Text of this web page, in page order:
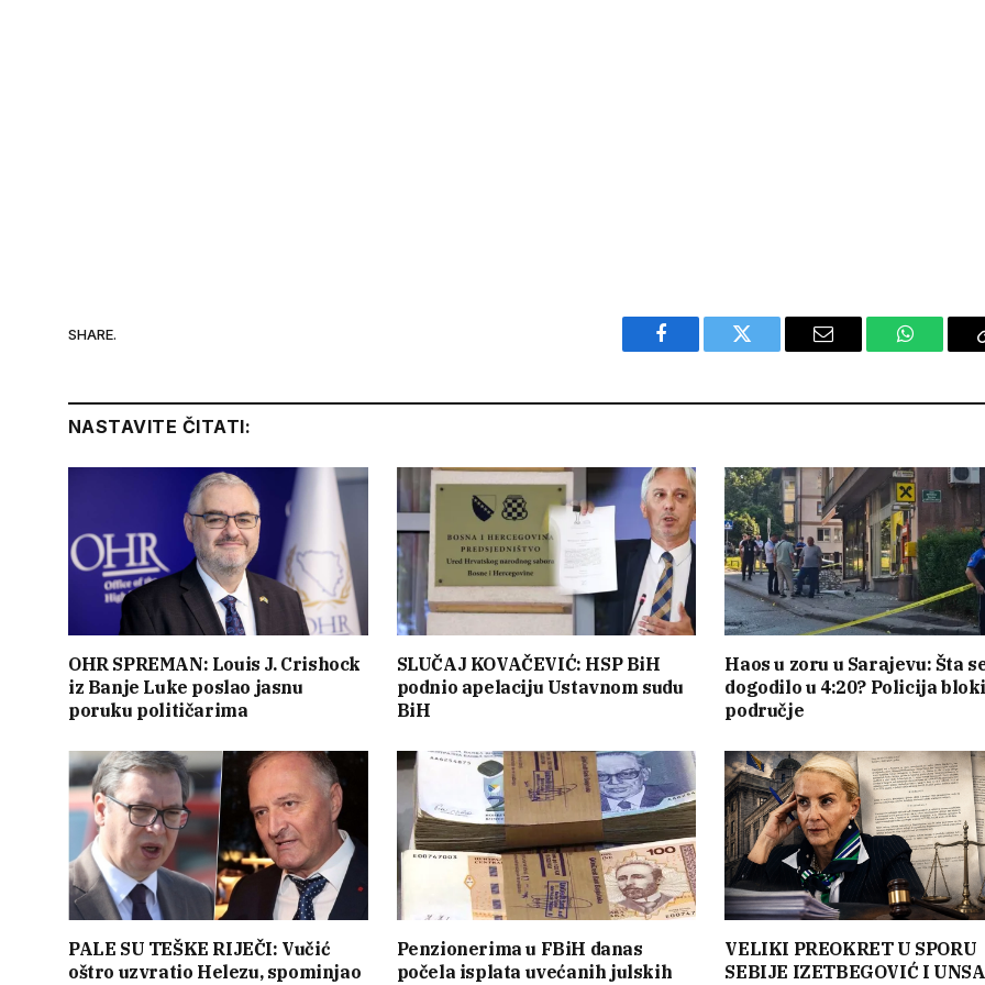
SHARE.
Facebook Twitter Email
NASTAVITE ČITATI:
OHR SPREMAN: Louis J. Crishock
iz Banje Luke poslao jasnu
poruku političarima
SLUČAJ KOVAČEVIĆ: HSP BiH
podnio apelaciju Ustavnom sudu
BiH
Haos u zoru u Sarajevu: Šta
dogodilo u 4:20? Policija
područje
PALE SU TEŠKE RIJEČI: Vučić
oštro uzvratio Helezu, spominjao
Penzionerima u FBiH danas
počela isplata uvećanih julskih
VELIKI PREOKRET U SPORU
SEBIJE IZETBEGOVIĆ I